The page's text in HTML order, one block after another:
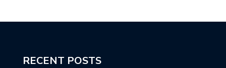
RECENT POSTS